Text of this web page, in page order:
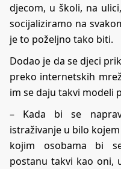
djecom, u školi, na
socijaliziramo na
je to poželjno tako biti.
Dodao je da se djeci
preko internetskih
im se daju takvi modeli
– Kada bi se
istraživanje u bilo
kojim osobama bi
postanu takvi kao oni,